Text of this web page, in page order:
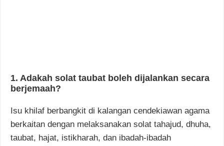
1. Adakah solat taubat boleh dijalankan secara
berjemaah?
Isu khilaf berbangkit di kalangan cendekiawan agama
berkaitan dengan melaksanakan solat tahajud, dhuha,
taubat, hajat, istikharah, dan ibadah-ibadah